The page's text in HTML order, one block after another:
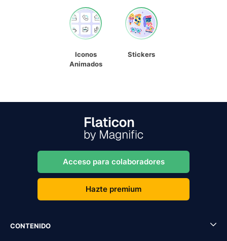
Iconos
Animados
Stickers
Acceso para colaboradores
Hazte premium
CONTENIDO